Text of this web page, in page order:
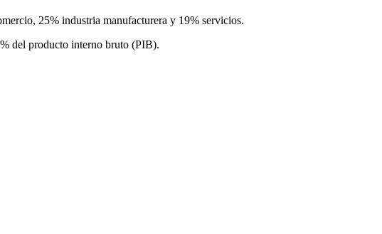
25% industria manufacturera y 19% servicios.
del producto interno bruto (PIB).